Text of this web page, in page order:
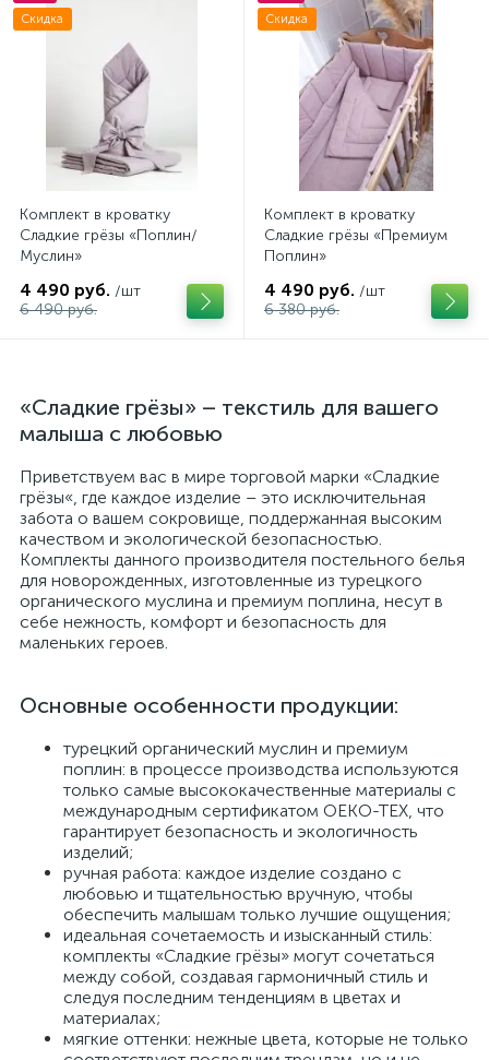
Скидка
Комплект в кроватку
Сладкие грёзы «Поплин/
Муслин»
4 490 руб. /шт
6 490 руб.
Скидка
Комплект в кроватку
Сладкие грёзы «Премиум
Поплин»
4 490 руб. /шт
6 380 руб.
«Сладкие грёзы» – текстиль для вашего
малыша с любовью
Приветствуем вас в мире торговой марки «Сладкие
грёзы«, где каждое изделие – это исключительная
забота о вашем сокровище, поддержанная высоким
качеством и экологической безопасностью.
Комплекты данного производителя постельного белья
для новорожденных, изготовленные из турецкого
органического муслина и премиум поплина, несут в
себе нежность, комфорт и безопасность для
маленьких героев.
Основные особенности продукции:
турецкий органический муслин и премиум
поплин: в процессе производства используются
только самые высококачественные материалы с
международным сертификатом ОЕКО-ТЕХ, что
гарантирует безопасность и экологичность
изделий;
ручная работа: каждое изделие создано с
любовью и тщательностью вручную, чтобы
обеспечить малышам только лучшие ощущения;
идеальная сочетаемость и изысканный стиль:
комплекты «Сладкие грёзы» могут сочетаться
между собой, создавая гармоничный стиль и
следуя последним тенденциям в цветах и
материалах;
мягкие оттенки: нежные цвета, которые не только